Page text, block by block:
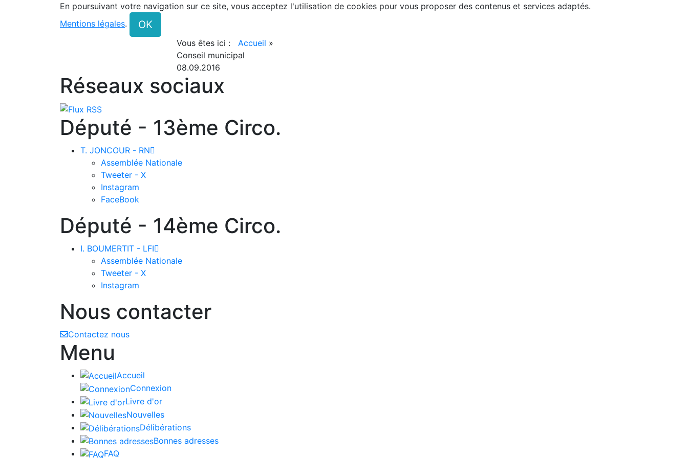
En poursuivant votre navigation sur ce site, vous acceptez l'utilisation de cookies pour vous proposer des contenus et services adaptés.
Mentions légales. OK
Vous êtes ici : Accueil »
Conseil municipal
08.09.2016
Réseaux sociaux
Député - 13ème Circo.
T. JONCOUR - RN
Assemblée Nationale
Tweeter - X
Instagram
FaceBook
Député - 14ème Circo.
I. BOUMERTIT - LFI
Assemblée Nationale
Tweeter - X
Instagram
Nous contacter
Contactez nous
Menu
Accueil
Connexion
Livre d'or
Nouvelles
Délibérations
Bonnes adresses
FAQ